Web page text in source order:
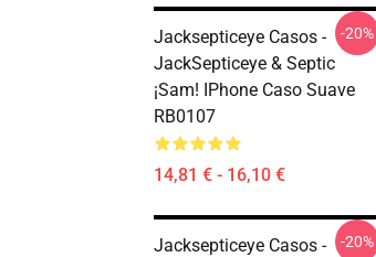
Jacksepticeye Casos -
JackSepticeye & Septic
¡Sam! IPhone Caso Suave
RB0107
14,81 € - 16,10 €
-20%
Jacksepticeye Casos -
-20%